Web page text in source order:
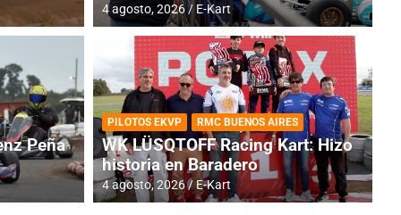
RMC BUENOS AIRES
Cerró una jornada
Peña
4 agosto, 2026 E-Kart
PILOTOS EKVP RMC BUENOS AIRES
WK LÜSQTOFF Racing Kart: Hizo
historia en Baradero
4 agosto, 2026 E-Kart